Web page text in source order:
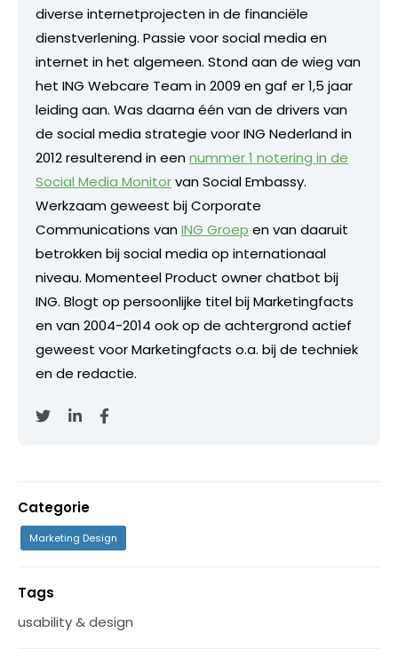
diverse internetprojecten in de financiële
dienstverlening. Passie voor social media en
internet in het algemeen. Stond aan de wieg van
het ING Webcare Team in 2009 en gaf er 1,5 jaar
leiding aan. Was daarna één van de drivers van
de social media strategie voor ING Nederland in
2012 resulterend in eennummer 1 notering in de
Social Media Monitorvan Social Embassy.
Werkzaam geweest bij Corporate
Communications vanING Groep en van daaruit
betrokken bij social media op internationaal
niveau. Momenteel Product owner chatbot bij
ING. Blogt op persoonlijke titel bij Marketingfacts
en van 2004-2014 ook op de achtergrond actief
geweest voor Marketingfacts o.a. bij de techniek
en de redactie.
Categorie
Marketing Design
Tags
usability & design